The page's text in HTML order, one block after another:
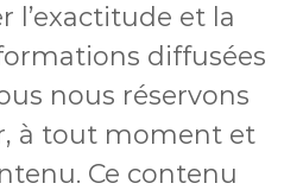
l’exactitude et la
diffusées
nous réservons
à tout moment et
Ce contenu